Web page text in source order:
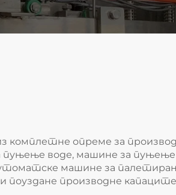
комплетне опреме за
пуњење воде, машине за пуњење
машине за
поуздане производне